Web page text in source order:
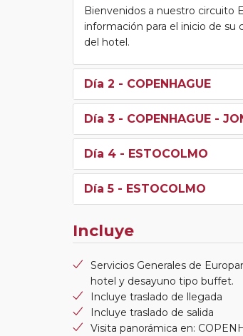
Bienvenidos a nuestro circuito
información para el inicio de su
del hotel.
Día 2 - COPENHAGUE
Día 3 - COPENHAGUE -
Día 4 - ESTOCOLMO
Día 5 - ESTOCOLMO
Incluye
Servicios Generales de
hotel y desayuno tipo buffet.
Incluye traslado de llegada
Incluye traslado de salida
Visita panorámica en: